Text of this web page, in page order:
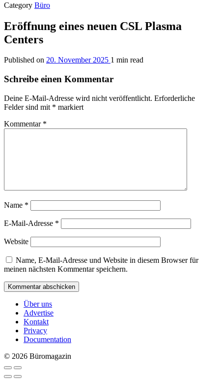
Category Büro
Eröffnung eines neuen CSL Plasma
Centers
Published on 20. November 2025 1 min read
Schreibe einen Kommentar
Deine E-Mail-Adresse wird nicht veröffentlicht. Erforderliche
Felder sind mit * markiert
Kommentar *
Name *
E-Mail-Adresse *
Website
Name, E-Mail-Adresse und Website in diesem Browser für
meinen nächsten Kommentar speichern.
Über uns
Advertise
Kontakt
Privacy
Documentation
© 2026 Büromagazin